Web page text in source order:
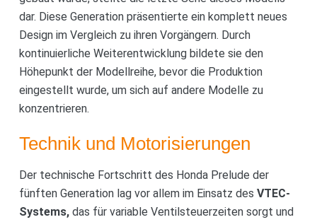
dar. Diese Generation präsentierte ein komplett neues
Design im Vergleich zu ihren Vorgängern. Durch
kontinuierliche Weiterentwicklung bildete sie den
Höhepunkt der Modellreihe, bevor die Produktion
eingestellt wurde, um sich auf andere Modelle zu
konzentrieren.
Technik und Motorisierungen
Der technische Fortschritt des Honda Prelude der
fünften Generation lag vor allem im Einsatz des VTEC-
Systems,das für variable Ventilsteuerzeiten sorgt und